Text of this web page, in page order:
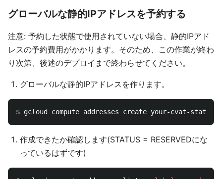
グローバルな静的IPアドレスを予約する
注意: 予約した状態で使用されていない場合、静的IPアド
レスの予約費用がかかります。そのため、この作業が終わ
り次第、後述のデプロイまで終わらせてください。
グローバルな静的IPアドレスを作ります。
$ gcloud compute addresses create your-cvat-
作成できたか確認します(STATUS = RESERVEDにな
っているはずです)